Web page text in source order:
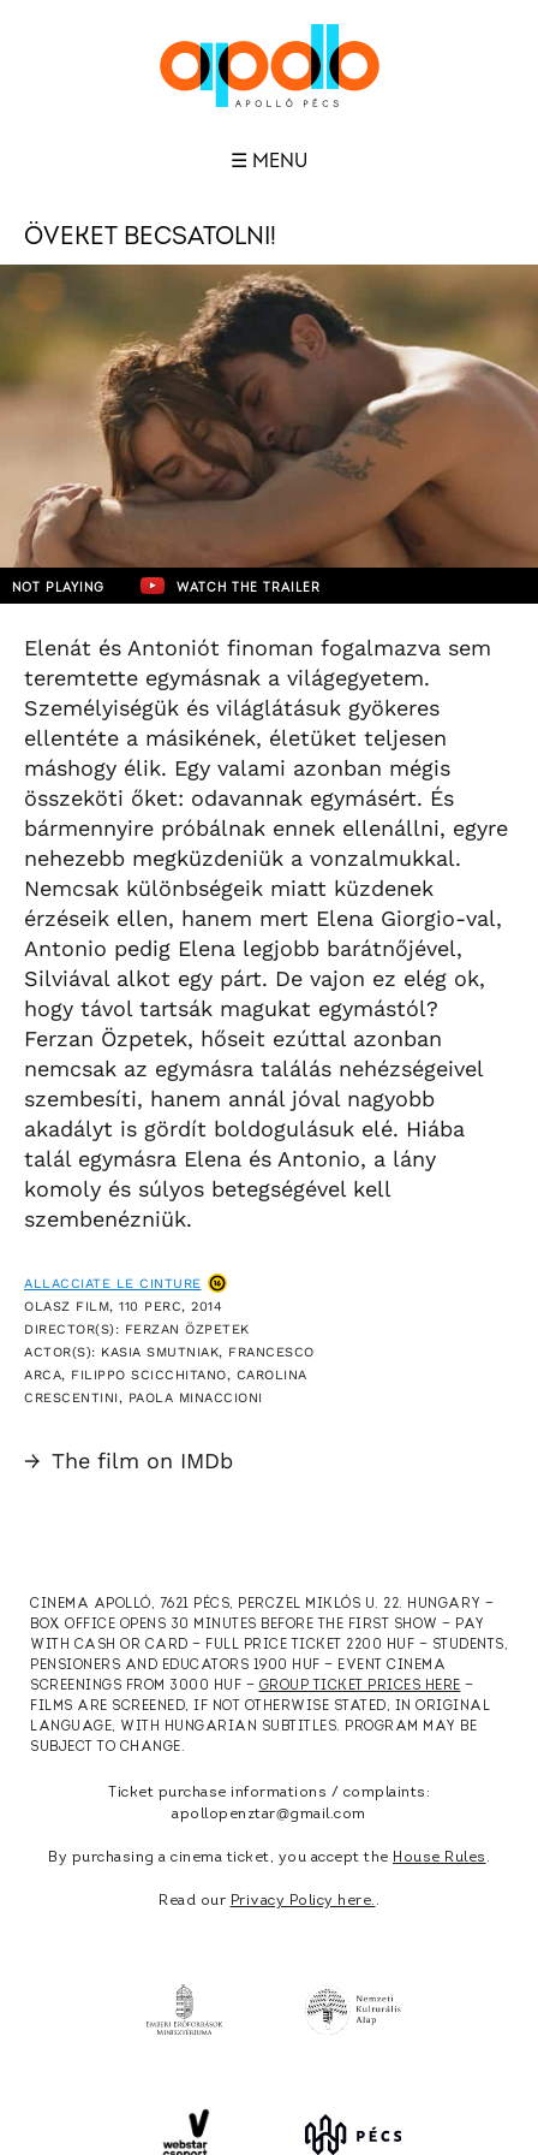
☰ MENU
ÖVEKET BECSATOLNI!
NOT PLAYING WATCH THE TRAILER
Elenát és Antoniót finoman fogalmazva sem
teremtette egymásnak a világegyetem.
Személyiségük és világlátásuk gyökeres
ellentéte a másikének, életüket teljesen
máshogy élik. Egy valami azonban mégis
összeköti őket: odavannak egymásért. És
bármennyire próbálnak ennek ellenállni, egyre
nehezebb megküzdeniük a vonzalmukkal.
Nemcsak különbségeik miatt küzdenek
érzéseik ellen, hanem mert Elena Giorgio-val,
Antonio pedig Elena legjobb barátnőjével,
Silviával alkot egy párt. De vajon ez elég ok,
hogy távol tartsák magukat egymástól?
Ferzan Özpetek, hőseit ezúttal azonban
nemcsak az egymásra találás nehézségeivel
szembesíti, hanem annál jóval nagyobb
akadályt is gördít boldogulásuk elé. Hiába
talál egymásra Elena és Antonio, a lány
komoly és súlyos betegségével kell
szembenézniük.
ALLACCIATE LE CINTURE
OLASZ FILM, 110 PERC, 2014
DIRECTOR(S): FERZAN ÖZPETEK
ACTOR(S): KASIA SMUTNIAK, FRANCESCO
ARCA, FILIPPO SCICCHITANO, CAROLINA
CRESCENTINI, PAOLA MINACCIONI
→ The film on IMDb
CINEMA APOLLÓ, 7621 PÉCS, PERCZEL MIKLÓS U. 22. HUNGARY —
BOX OFFICE OPENS 30 MINUTES BEFORE THE FIRST SHOW — PAY
WITH CASH OR CARD — FULL PRICE TICKET 2200 HUF — STUDENTS,
PENSIONERS AND EDUCATORS 1900 HUF — EVENT CINEMA
SCREENINGS FROM 3000 HUF — GROUP TICKET PRICES HERE —
FILMS ARE SCREENED, IF NOT OTHERWISE STATED, IN ORIGINAL
LANGUAGE, WITH HUNGARIAN SUBTITLES. PROGRAM MAY BE
SUBJECT TO CHANGE.
Ticket purchase informations / complaints:
apollopenztar@gmail.com
By purchasing a cinema ticket, you accept the House Rules .
Read our Privacy Policy here. .